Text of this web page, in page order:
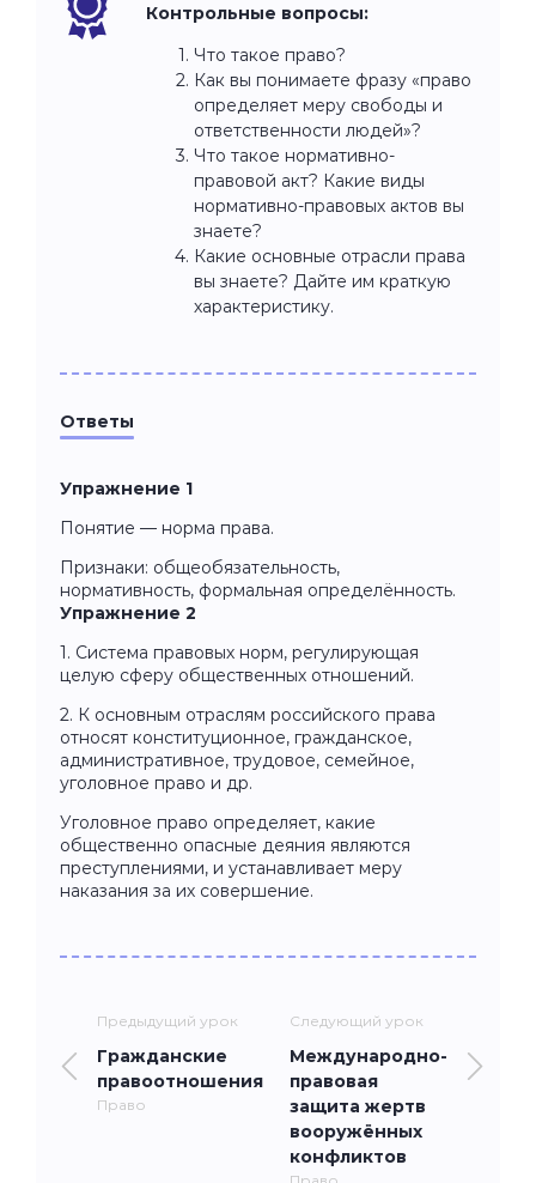
Контрольные вопросы:
Что такое право?
Как вы понимаете фразу «право
определяет меру свободы и
ответственности людей»?
Что такое нормативно-
правовой акт? Какие виды
нормативно-правовых актов вы
знаете?
Какие основные отрасли права
вы знаете? Дайте им краткую
характеристику.
Ответы
Упражнение 1
Понятие — норма права.
Признаки: общеобязательность,
нормативность, формальная определённость.
Упражнение 2
1. Система правовых норм, регулирующая
целую сферу общественных отношений.
2. К основным отраслям российского права
относят конституционное, гражданское,
административное, трудовое, семейное,
уголовное право и др.
Уголовное право определяет, какие
общественно опасные деяния являются
преступлениями, и устанавливает меру
наказания за их совершение.
Предыдущий урок
Гражданские
правоотношения
Право
Следующий урок
Международно-
правовая
защита жертв
вооружённых
конфликтов